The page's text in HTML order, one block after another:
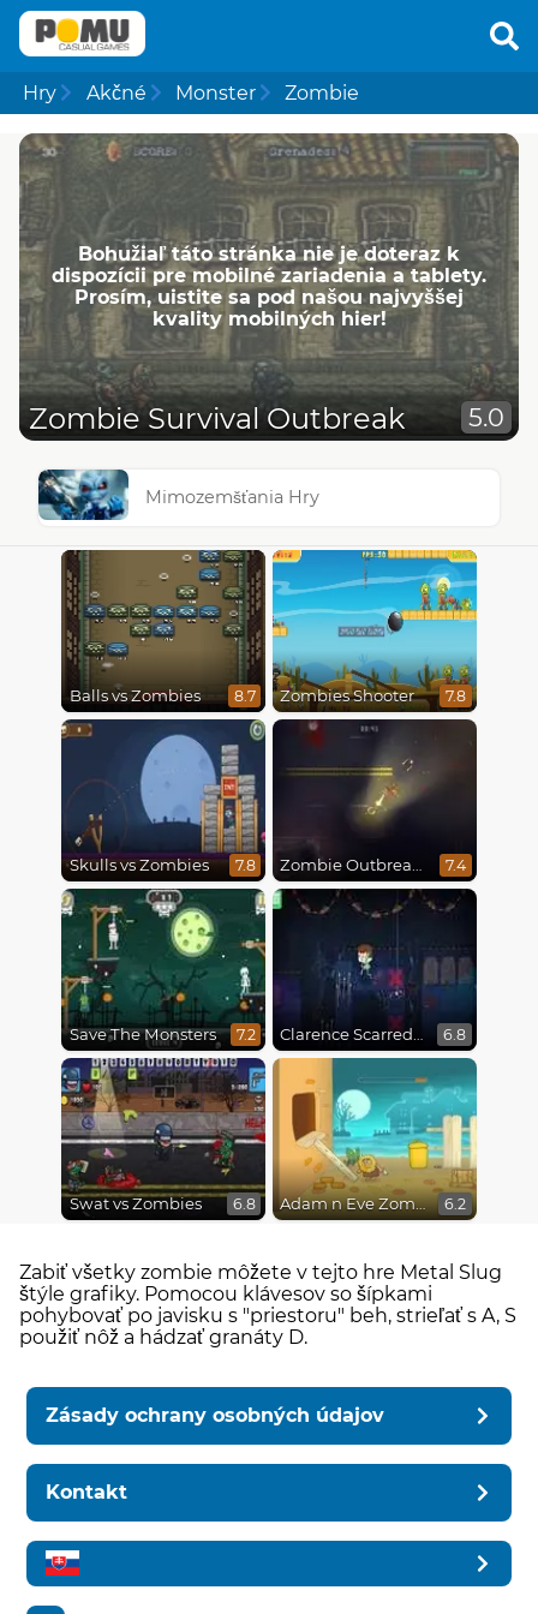
Hry Akčné Monster Zombie
Bohužiaľ táto stránka nie je doteraz k
dispozícii pre mobilné zariadenia a tablety.
Prosím, uistite sa pod našou najvyššej
kvality mobilných hier!
Zombie Survival Outbreak 5.0
Mimozemšťania Hry
Balls vs Zombies 8.7 Zombies Shooter 7.8
Skulls vs Zombies 7.8 Zombie Outbreak Arena 7.4
Save The Monsters 7.2 Clarence Scarred Silly 6.8
Swat vs Zombies 6.8 Adam n Eve Zombies 6.2
Zabiť všetky zombie môžete v tejto hre Metal Slug
štýle grafiky. Pomocou klávesov so šípkami
pohybovať po javisku s "priestoru" beh, strieľať s A, S
použiť nôž a hádzať granáty D.
Zásady ochrany osobných údajov
Kontakt